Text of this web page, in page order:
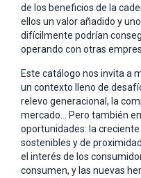
de los beneficios de la
ellos un valor añadido y
difícilmente podrían
operando con otras
Este catálogo nos invita a
un contexto lleno de
relevo generacional, la
mercado… Pero también
oportunidades: la
sostenibles y de
el interés de los
consumen, y las nuevas